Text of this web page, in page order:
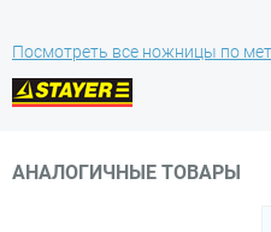
Посмотреть все ножницы по
АНАЛОГИЧНЫЕ ТОВАРЫ